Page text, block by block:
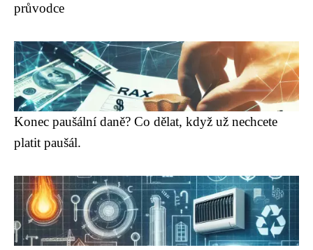
průvodce
Konec paušální daně? Co dělat, když už nechcete
platit paušál.